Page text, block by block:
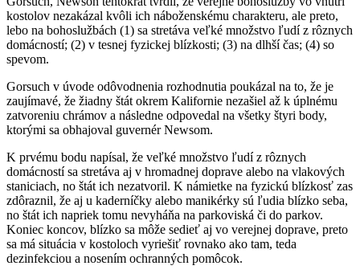
kostolov nezakázal kvôli ich náboženskému charakteru, ale preto,
lebo na bohoslužbách (1) sa stretáva veľké množstvo ľudí z rôznych
domácností; (2) v tesnej fyzickej blízkosti; (3) na dlhší čas; (4) so
spevom.
Gorsuch v úvode odôvodnenia rozhodnutia poukázal na to, že je
zaujímavé, že žiadny štát okrem Kalifornie nezašiel až k úplnému
zatvoreniu chrámov a následne odpovedal na všetky štyri body,
ktorými sa obhajoval guvernér Newsom.
K prvému bodu napísal, že veľké množstvo ľudí z rôznych
domácností sa stretáva aj v hromadnej doprave alebo na vlakových
staniciach, no štát ich nezatvoril. K námietke na fyzickú blízkosť zas
zdôraznil, že aj u kaderníčky alebo manikérky sú ľudia blízko seba,
no štát ich napriek tomu nevyháňa na parkoviská či do parkov.
Koniec koncov, blízko sa môže sedieť aj vo verejnej doprave, preto
sa má situácia v kostoloch vyriešiť rovnako ako tam, teda
dezinfekciou a nosením ochranných pomôcok.